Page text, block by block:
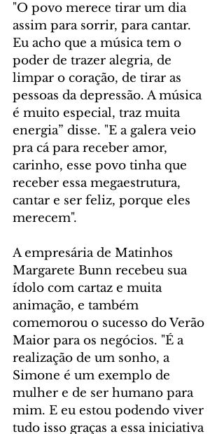
"O povo merece tirar um dia
assim para sorrir, para cantar.
Eu acho que a música tem o
poder de trazer alegria, de
limpar o coração, de tirar as
pessoas da depressão. A música
é muito especial, traz muita
energia” disse. "E a galera veio
pra cá para receber amor,
carinho, esse povo tinha que
receber essa megaestrutura,
cantar e ser feliz, porque eles
merecem".
A empresária de Matinhos
Margarete Bunn recebeu sua
ídolo com cartaz e muita
animação, e também
comemorou o sucesso do Verão
Maior para os negócios. "É a
realização de um sonho, a
Simone é um exemplo de
mulher e de ser humano para
mim. E eu estou podendo viver
tudo isso graças a essa iniciativa